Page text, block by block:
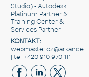
Studio) - Autodesk
Platinum Partner &
Training Center &
Services Partner
KONTAKT:
| tel. +420 910 970 111